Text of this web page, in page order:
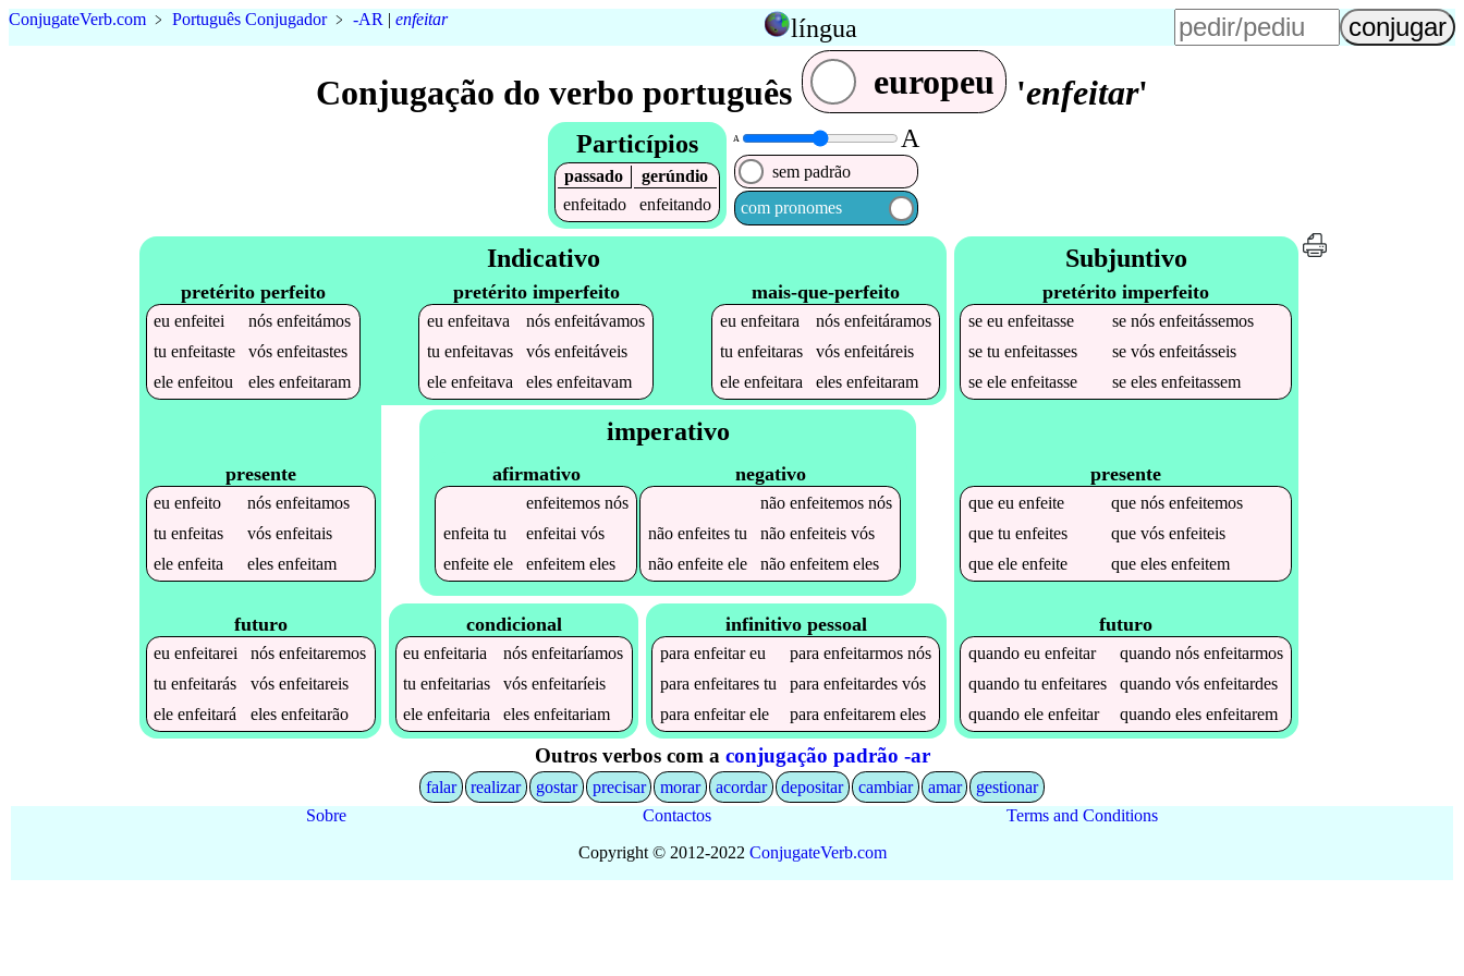
ConjugateVerb.com ﹥ Português Conjugador﹥ -AR | enfeitar língua
Conjugação do verbo português europeu 'enfeitar'
Particípios
passado
gerúndio
enfeitado
enfeitando
A A
sem padrão
com pronomes
Indicativo
pretérito perfeito
euenfeitei nósenfeitámos
tuenfeitaste vósenfeitastes
eleenfeitou elesenfeitaram
pretérito imperfeito
eu enfeitava nós enfeitávamos
tu enfeitavas vós enfeitáveis
ele enfeitava eles enfeitavam
mais-que-perfeito
euenfeitara nósenfeitáramos
tuenfeitaras vósenfeitáreis
eleenfeitara elesenfeitaram
presente
euenfeito nósenfeitamos
tuenfeitas vósenfeitais
eleenfeita elesenfeitam
futuro
euenfeitarei nósenfeitaremos
tuenfeitarás vósenfeitareis
eleenfeitará elesenfeitarão
imperativo
afirmativo
enfeitemosnós
enfeita tu enfeitai vós
enfeiteele enfeitemeles
negativo
não enfeitemosnós
não enfeitestu não enfeiteisvós
não enfeiteele não enfeitemeles
condicional
euenfeitaria nósenfeitaríamos
tuenfeitarias vósenfeitaríeis
eleenfeitaria elesenfeitariam
infinitivo pessoal
paraenfeitareu paraenfeitarmos nós
paraenfeitares tu paraenfeitardes vós
paraenfeitarele paraenfeitarem eles
Subjuntivo
pretérito imperfeito
seeuenfeitasse senósenfeitássemos
setuenfeitasses sevósenfeitásseis
seeleenfeitasse seelesenfeitassem
presente
queeuenfeite quenósenfeitemos
quetuenfeites quevósenfeiteis
queeleenfeite queelesenfeitem
futuro
quandoeuenfeitar quandonósenfeitarmos
quandotuenfeitares quandovósenfeitardes
quandoeleenfeitar quandoelesenfeitarem
Outros verbos com a conjugação padrão -ar
falar realizar gostar precisar morar acordar depositar cambiar amar
gestionar
Sobre
Contactos
Terms and Conditions
Copyright © 2012-2022 ConjugateVerb.com